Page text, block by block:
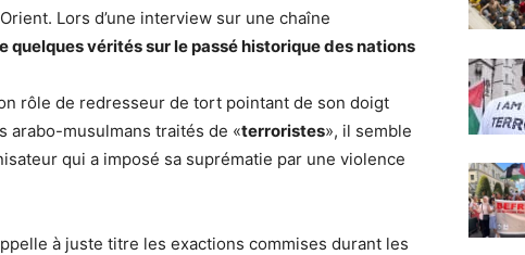
Lors d’une interview sur une chaîne
quelques vérités sur le passé historique des nations
rôle de redresseur de tort pointant de son doigt
arabo-musulmans traités de «terroristes», il semble
qui a imposé sa suprématie par une violence
à juste titre les exactions commises durant les